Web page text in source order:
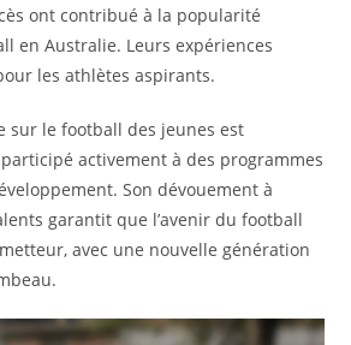
ont contribué à la popularité
en Australie. Leurs expériences
les athlètes aspirants.
sur le football des jeunes est
activement à des programmes
Son dévouement à
garantit que l’avenir du football
avec une nouvelle génération